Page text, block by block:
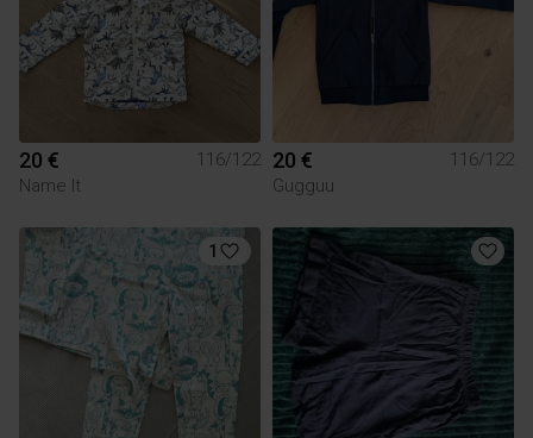
20 €
116/122
Name It
20 €
116/122
Gugguu
1